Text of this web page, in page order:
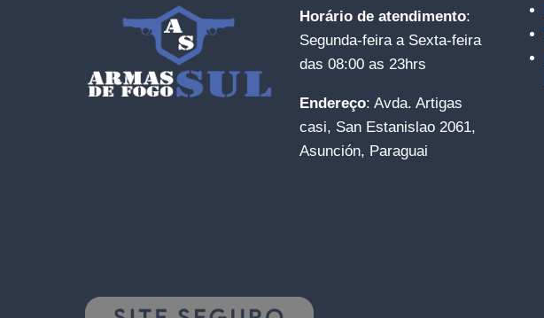
Horário de atendimento:
Segunda-feira a Sexta-feira
das 08:00 as 23hrs
Endereço: Avda. Artigas
casi, San Estanislao 2061,
Asunción, Paraguai